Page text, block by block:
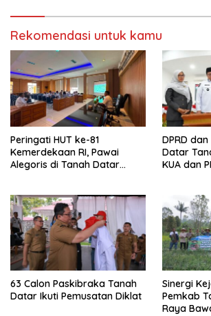
Rekomendasi untuk kamu
Peringati HUT ke-81
Kemerdekaan RI, Pawai
Alegoris di Tanah Datar
DPRD
Datar
KUA dan
63 Calon Paskibraka Tanah
Datar Ikuti Pemusatan Diklat
Sinergi
Pemkab
Raya